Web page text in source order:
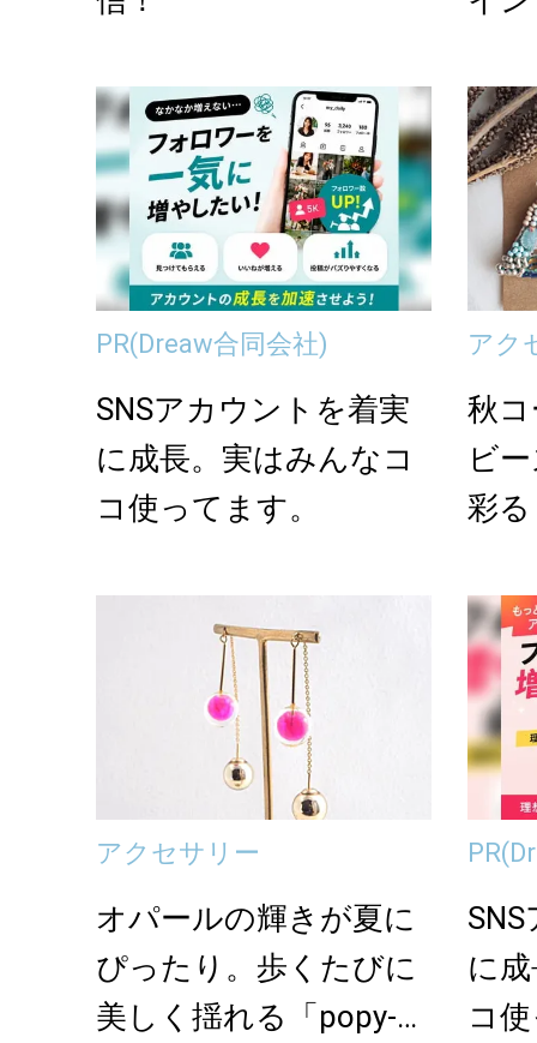
PR(Dreaw合同会社)
SNSアカウントを着実
に成長。実はみんなコ
コ使ってます。
アク
秋
ビ
彩
アクセサリー
オパールの輝きが夏に
ぴったり。歩くたびに
美しく揺れる「popy-
PR
に
コ